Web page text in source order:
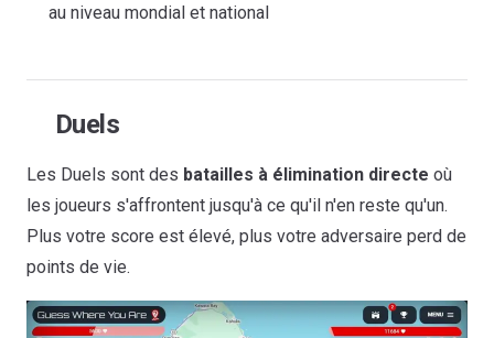
au niveau mondial et national
Duels
Les Duels sont des batailles à élimination directe où
les joueurs s'affrontent jusqu'à ce qu'il n'en reste qu'un.
Plus votre score est élevé, plus votre adversaire perd de
points de vie.